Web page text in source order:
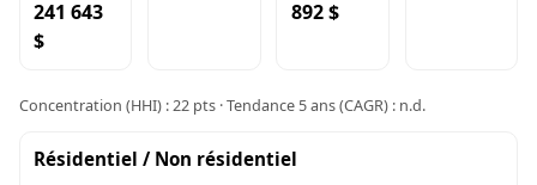
241 643
$
892 $
Concentration (HHI) : 22 pts · Tendance 5 ans (CAGR) : n.d.
Résidentiel / Non résidentiel